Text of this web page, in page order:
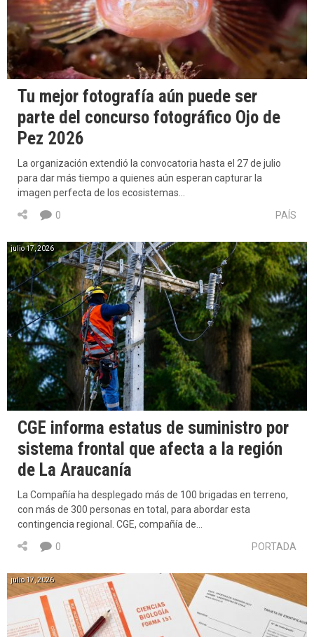
Tu mejor fotografía aún puede ser
parte del concurso fotográfico Ojo de
Pez 2026
La organización extendió la convocatoria hasta el 27 de julio
para dar más tiempo a quienes aún esperan capturar la
imagen perfecta de los ecosistemas…
PAÍS
0
julio 17, 2026
CGE informa estatus de suministro por
sistema frontal que afecta a la región
de La Araucanía
La Compañía ha desplegado más de 100 brigadas en terreno,
con más de 300 personas en total, para abordar esta
contingencia regional. CGE, compañía de…
PORTADA
0
julio 17, 2026